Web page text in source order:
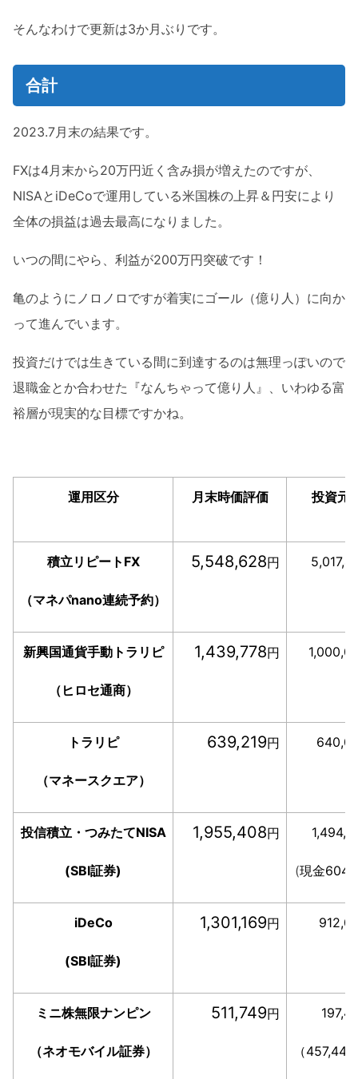
そんなわけで更新は3か月ぶりです。
合計
2023.7月末の結果です。
FXは4月末から20万円近く含み損が増えたのですが、
NISAとiDeCoで運用している米国株の上昇＆円安により
全体の損益は過去最高になりました。
いつの間にやら、利益が200万円突破です！
亀のようにノロノロですが着実にゴール（億り人）に向か
って進んでいます。
投資だけでは生きている間に到達するのは無理っぽいので
退職金とか合わせた『なんちゃって億り人』、いわゆる富
裕層が現実的な目標ですかね。
運用区分 月末時価評価 投資元
積立リピートFX
（マネパnano連続予約）
5,548,628円 5,01
新興国通貨手動トラリピ
（ヒロセ通商）
1,439,778円
トラリピ
（マネースクエア）
639,219円
投信積立・つみたてNISA
(SBI証券)
1,955,408円 1,494
(現金
iDeCo
(SBI証券)
1,301,169円
ミニ株無限ナンピン
（ネオモバイル証券）
511,749円
（